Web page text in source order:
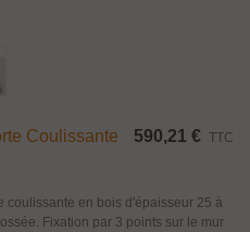
Coulissante
590,21 € TTC
coulissante en bois d'épaisseur 25 à
Fixation par 3 points sur le mur